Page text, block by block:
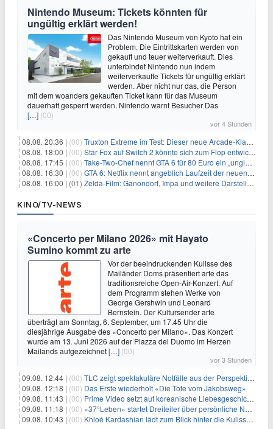
Nintendo Museum: Tickets könnten für
ungültig erklärt werden!
Das Nintendo Museum von Kyoto hat ein
Problem. Die Eintrittskarten werden von
gekauft und teuer weiterverkauft. Dies
unterbindet Nintendo nun indem
weiterverkaufte Tickets für ungültig erklärt
werden. Aber nicht nur das, die Person
mit dem woanders gekauften Ticket kann für das Museum
dauerhaft gesperrt werden. Nintendo warnt Besucher Das
[…] (00)
vor 4 Stunden
08.08. 20:36 | (00) Truxton Extreme im Test: Dieser neue Arcade-Klassiker verzeiht dir gar nichts
08.08. 18:00 | (00) Star Fox auf Switch 2 könnte sich zum Flop entwickeln
08.08. 17:45 | (00) Take-Two-Chef nennt GTA 6 für 80 Euro ein „unglaubliches Schnäppchen“
08.08. 16:30 | (00) GTA 6: Netflix nennt angeblich Laufzeit der neuen Gameplay-Präsentation
08.08. 16:00 | (01) Zelda-Film: Ganondorf, Impa und weitere Darsteller sollen feststehen
KINO/TV-NEWS
«Concerto per Milano 2026» mit Hayato
Sumino kommt zu arte
Vor der beeindruckenden Kulisse des
Mailänder Doms präsentiert arte das
traditionsreiche Open-Air-Konzert. Auf
dem Programm stehen Werke von
George Gershwin und Leonard
Bernstein. Der Kultursender arte
überträgt am Sonntag, 6. September, um 17.45 Uhr die
diesjährige Ausgabe des «Concerto per Milano». Das Konzert
wurde am 13. Juni 2026 auf der Piazza del Duomo im Herzen
Mailands aufgezeichnet[…] (00)
vor 3 Stunden
09.08. 12:44 | (00) TLC zeigt spektakuläre Notfälle aus der Perspektive der Patienten
09.08. 12:18 | (00) Das Erste wiederholt «Die Tote vom Jakobsweg»
09.08. 11:43 | (00) Prime Video setzt auf koreanische Liebesgeschichte
09.08. 11:18 | (00) «37°Leben» startet Dreiteiler über persönliche Neuanfänge
09.08. 10:43 | (00) Khloé Kardashian lädt zum Blick hinter die Kulissen ihres Freundeskreises